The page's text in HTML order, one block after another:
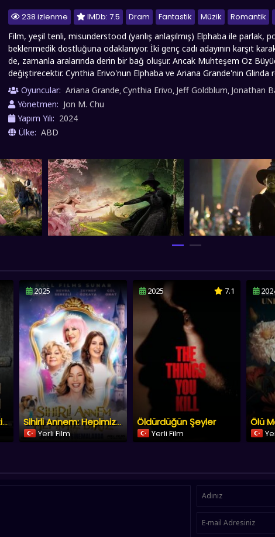
238 izlenme IMDb: 7.5 Dram Fantastik Müzik Romantik
Film, yeşil tenli, misunderstood (yanlış anlaşılmış) Elphaba ile parlak,
beklenmedik dostluğuna odaklanıyor. İki genç cadı adayının karşıt
de, zamanla aralarında derin bir bağ oluşur. Ancak Muhteşem Oz
değiştirecektir. Cynthia Erivo'nun Elphaba ve Ariana Grande'nin
dostluk, kimlik arayışı ve toplumsal baskılara karşı direnme temaları
görme arzusu onu bambaşka yollara sürüklerken, Elphaba'nın ilkelerine
Kötü Cadısı" olarak anılacağı talihsiz bir kadere sürükler. fullfilmizle.co
kalitesinde Türkçe dublaj ve altyazılı sunmuş olup, keyifli seyirler dileriz..
Oyuncular: Ariana Grande,Cynthia Erivo, Jeff Goldblum, Jonathan
Yönetmen: Jon M. Chu
Yapım Yılı: 2024
Ülke: ABD
Beton Sizin Vatan Bizim
2025
Sihirli Annem: Hepimiz Biriz
Yerli Film
2025 7.1
Öldürdüğün Şeyler
Yerli Film
Ölü